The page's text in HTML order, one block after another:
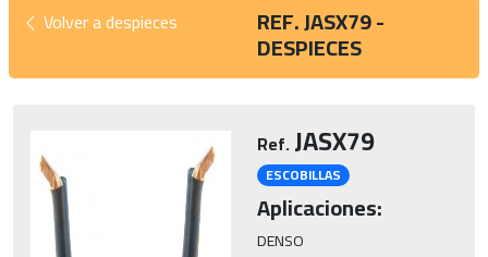
Volver a despieces REF. JASX79 -
DESPIECES
Ref.JASX79
ESCOBILLAS
Aplicaciones:
DENSO